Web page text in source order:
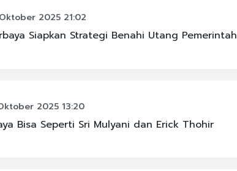
2025 21:02
Siapkan Strategi Benahi Utang Pemerintah
2025 13:20
Bisa Seperti Sri Mulyani dan Erick Thohir